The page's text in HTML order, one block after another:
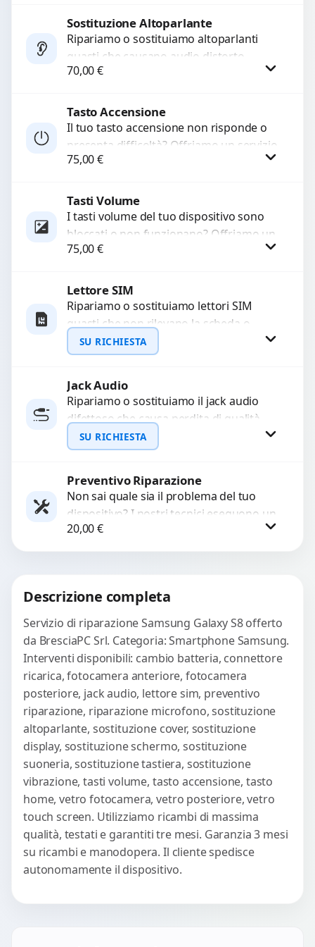
Richiedi Preventivo
WhatsApp
Sostituzione Altoparlante
Ripariamo o sostituiamo altoparlanti
guasti che causano audio distorto,
basso o assente. Utilizziamo ricambi di
70,00€
Procedi
Tasto Accensione
Il tuo tasto accensione non risponde o
presenta difficoltà? Offriamo un servizio
professionale di riparazione o
75,00€
Tasti Volume
I tasti volume del tuo dispositivo sono
bloccati o non funzionano? Offriamo un
servizio di riparazione o sostituzione
75,00€
Lettore SIM
Ripariamo o sostituiamo lettori SIM
guasti che non rilevano la scheda o
interrompono il segnale. Utilizziamo
ricambi testati e garantiti...
SU RICHIESTA
Richiedi Preventivo
WhatsApp
Jack Audio
Ripariamo o sostituiamo il jack audio
difettoso che causa perdita di qualità
sonora o impossibilità di collegare cuffie
e accessori....
SU RICHIESTA
Richiedi Preventivo
WhatsApp
Preventivo Riparazione
Non sai quale sia il problema del tuo
dispositivo? I nostri tecnici eseguono un
check-up completo con strumenti
avanzati per...
20,00€
Descrizione completa
Servizio di riparazione Samsung Galaxy S8 offerto
da BresciaPC Srl. Categoria: Smartphone Samsung.
Interventi disponibili: cambio batteria, connettore
ricarica, fotocamera anteriore, fotocamera
posteriore, jack audio, lettore sim, preventivo
riparazione, riparazione microfono, sostituzione
altoparlante, sostituzione cover, sostituzione
display, sostituzione schermo, sostituzione
suoneria, sostituzione tastiera, sostituzione
vibrazione, tasti volume, tasto accensione, tasto
home, vetro fotocamera, vetro posteriore, vetro
touch screen. Utilizziamo ricambi di massima
qualità, testati e garantiti tre mesi. Garanzia 3 mesi
su ricambi e manodopera. Il cliente spedisce
autonomamente il dispositivo.